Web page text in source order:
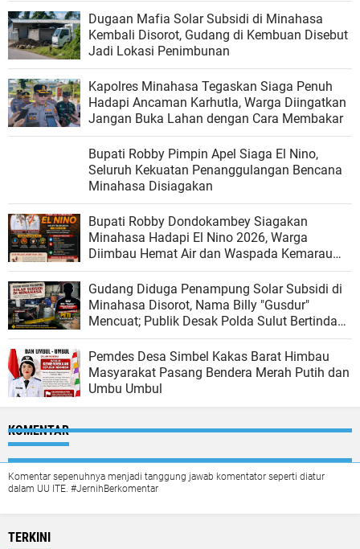
Dugaan Mafia Solar Subsidi di Minahasa
Kembali Disorot, Gudang di Kembuan Disebut
Jadi Lokasi Penimbunan
Kapolres Minahasa Tegaskan Siaga Penuh
Hadapi Ancaman Karhutla, Warga Diingatkan
Jangan Buka Lahan dengan Cara Membakar
Bupati Robby Pimpin Apel Siaga El Nino,
Seluruh Kekuatan Penanggulangan Bencana
Minahasa Disiagakan
Bupati Robby Dondokambey Siagakan
Minahasa Hadapi El Nino 2026, Warga
Diimbau Hemat Air dan Waspada Kemarau
Panjang
Gudang Diduga Penampung Solar Subsidi di
Minahasa Disorot, Nama Billy "Gusdur"
Mencuat; Publik Desak Polda Sulut Bertindak
Tegas
Pemdes Desa Simbel Kakas Barat Himbau
Masyarakat Pasang Bendera Merah Putih dan
Umbu Umbul
KOMENTAR
Komentar sepenuhnya menjadi tanggung jawab komentator seperti diatur
dalam UU ITE. #JernihBerkomentar
TERKINI